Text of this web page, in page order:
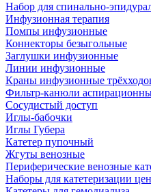
Набор для спинально-
Инфузионная терапия
Помпы инфузионные
Коннекторы безыгольные
Заглушки инфузионные
Линии инфузионные
Краны инфузионные
Фильтр-канюли
Сосудистый доступ
Иглы-бабочки
Иглы Губера
Катетер пупочный
Жгуты венозные
Периферические венозные
Наборы для катетеризации